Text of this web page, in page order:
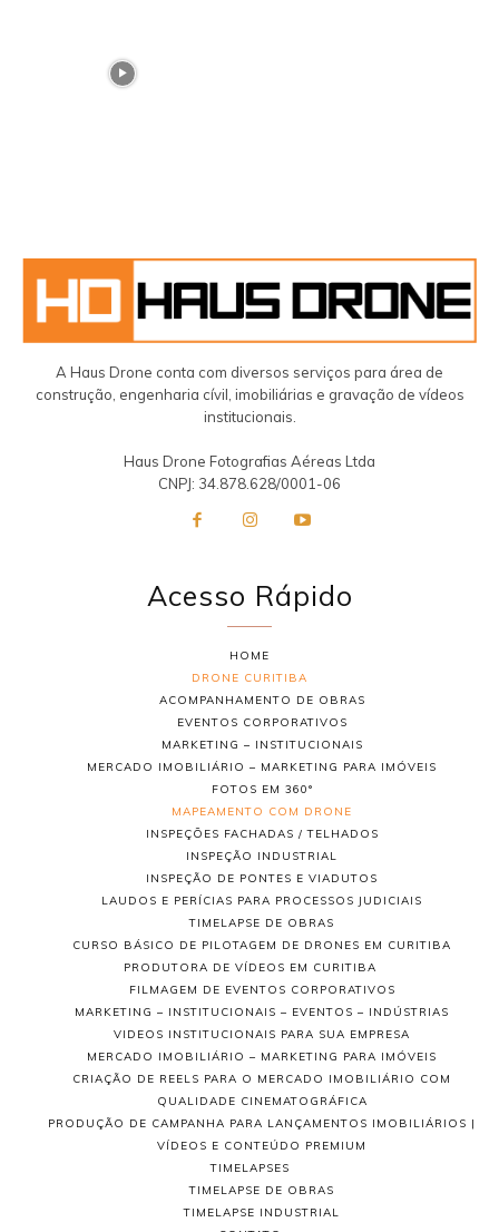
A Haus Drone conta com diversos serviços para área de
construção, engenharia cívil, imobiliárias e gravação de vídeos
institucionais.
Haus Drone Fotografias Aéreas Ltda
CNPJ: 34.878.628/0001-06
Acesso Rápido
HOME
DRONE CURITIBA
ACOMPANHAMENTO DE OBRAS
EVENTOS CORPORATIVOS
MARKETING – INSTITUCIONAIS
MERCADO IMOBILIÁRIO – MARKETING PARA IMÓVEIS
FOTOS EM 360°
MAPEAMENTO COM DRONE
INSPEÇÕES FACHADAS / TELHADOS
INSPEÇÃO INDUSTRIAL
INSPEÇÃO DE PONTES E VIADUTOS
LAUDOS E PERÍCIAS PARA PROCESSOS JUDICIAIS
TIMELAPSE DE OBRAS
CURSO BÁSICO DE PILOTAGEM DE DRONES EM CURITIBA
PRODUTORA DE VÍDEOS EM CURITIBA
FILMAGEM DE EVENTOS CORPORATIVOS
MARKETING – INSTITUCIONAIS – EVENTOS – INDÚSTRIAS
VIDEOS INSTITUCIONAIS PARA SUA EMPRESA
MERCADO IMOBILIÁRIO – MARKETING PARA IMÓVEIS
CRIAÇÃO DE REELS PARA O MERCADO IMOBILIÁRIO COM
QUALIDADE CINEMATOGRÁFICA
PRODUÇÃO DE CAMPANHA PARA LANÇAMENTOS IMOBILIÁRIOS |
VÍDEOS E CONTEÚDO PREMIUM
TIMELAPSES
TIMELAPSE DE OBRAS
TIMELAPSE INDUSTRIAL